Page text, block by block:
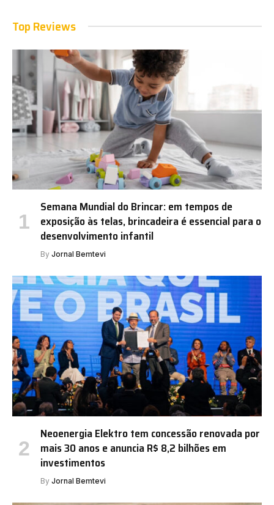
Top Reviews
Semana Mundial do Brincar: em tempos de
exposição às telas, brincadeira é essencial para o
desenvolvimento infantil
By Jornal Bemtevi
Neoenergia Elektro tem concessão renovada por
mais 30 anos e anuncia R$ 8,2 bilhões em
investimentos
By Jornal Bemtevi